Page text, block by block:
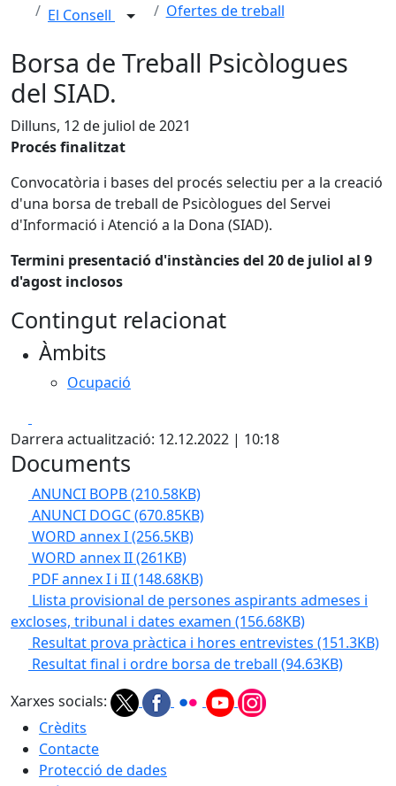
El Consell Ofertes de treball
Borsa de Treball Psicòlogues
del SIAD.
Dilluns, 12 de juliol de 2021
Procés finalitzat
Convocatòria i bases del procés selectiu per a la creació
d'una borsa de treball de Psicòlogues del Servei
d'Informació i Atenció a la Dona (SIAD).
Termini presentació d'instàncies del 20 de juliol al 9
d'agost inclosos
Contingut relacionat
Àmbits
Ocupació
Darrera actualització: 12.12.2022 | 10:18
Documents
ANUNCI BOPB(210.58KB)
ANUNCI DOGC(670.85KB)
WORD annex I(256.5KB)
WORD annex II(261KB)
PDF annex I i II(148.68KB)
Llista provisional de persones aspirants admeses i
excloses, tribunal i dates examen (156.68KB)
Resultat prova pràctica i hores entrevistes (151.3KB)
Resultat final i ordre borsa de treball (94.63KB)
Xarxes socials:
Crèdits
Contacte
Protecció de dades